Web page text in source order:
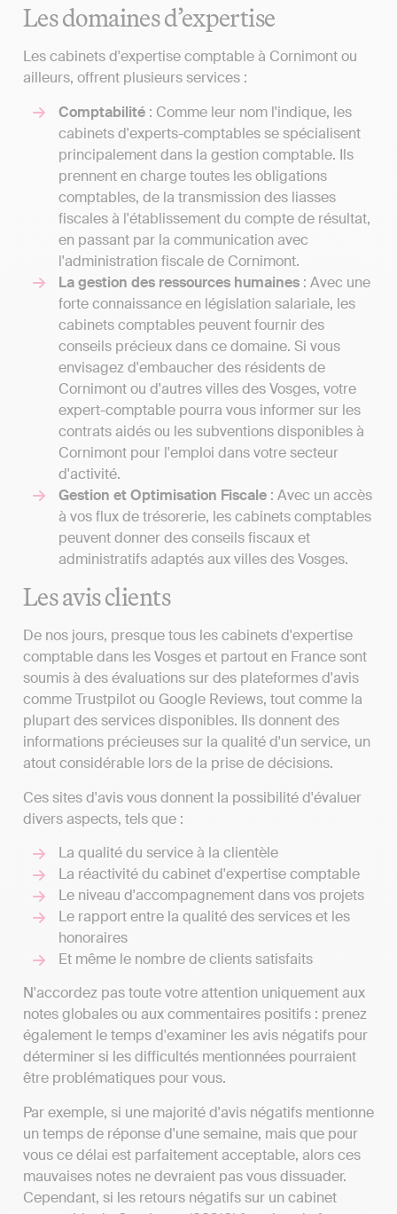
Les domaines d’expertise
Les cabinets d'expertise comptable à Cornimont ou
ailleurs, offrent plusieurs services :
Comptabilité : Comme leur nom l'indique, les
cabinets d'experts-comptables se spécialisent
principalement dans la gestion comptable. Ils
prennent en charge toutes les obligations
comptables, de la transmission des liasses
fiscales à l'établissement du compte de résultat,
en passant par la communication avec
l'administration fiscale de Cornimont.
La gestion des ressources humaines : Avec une
forte connaissance en législation salariale, les
cabinets comptables peuvent fournir des
conseils précieux dans ce domaine. Si vous
envisagez d'embaucher des résidents de
Cornimont ou d'autres villes des Vosges, votre
expert-comptable pourra vous informer sur les
contrats aidés ou les subventions disponibles à
Cornimont pour l'emploi dans votre secteur
d'activité.
Gestion et Optimisation Fiscale : Avec un accès
à vos flux de trésorerie, les cabinets comptables
peuvent donner des conseils fiscaux et
administratifs adaptés aux villes des Vosges.
Les avis clients
De nos jours, presque tous les cabinets d'expertise
comptable dans les Vosges et partout en France sont
soumis à des évaluations sur des plateformes d'avis
comme Trustpilot ou Google Reviews, tout comme la
plupart des services disponibles. Ils donnent des
informations précieuses sur la qualité d'un service, un
atout considérable lors de la prise de décisions.
Ces sites d'avis vous donnent la possibilité d'évaluer
divers aspects, tels que :
La qualité du service à la clientèle
La réactivité du cabinet d'expertise comptable
Le niveau d'accompagnement dans vos projets
Le rapport entre la qualité des services et les
honoraires
Et même le nombre de clients satisfaits
N'accordez pas toute votre attention uniquement aux
notes globales ou aux commentaires positifs : prenez
également le temps d'examiner les avis négatifs pour
déterminer si les difficultés mentionnées pourraient
être problématiques pour vous.
Par exemple, si une majorité d'avis négatifs mentionne
un temps de réponse d'une semaine, mais que pour
vous ce délai est parfaitement acceptable, alors ces
mauvaises notes ne devraient pas vous dissuader.
Cependant, si les retours négatifs sur un cabinet